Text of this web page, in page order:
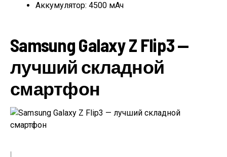
Аккумулятор: 4500 мАч
Samsung Galaxy Z Flip3 —
лучший складной
смартфон